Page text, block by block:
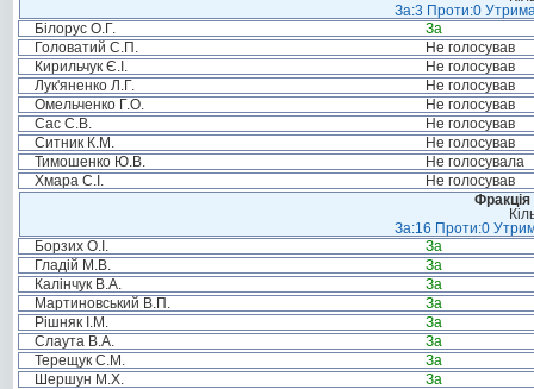
За:3 Проти:0
Білорус О.Г.
За
Головатий С.П.
Не голосував
Кирильчук Є.І.
Не голосував
Лук'яненко Л.Г.
Не голосував
Омельченко Г.О.
Не голосував
Сас С.В.
Не голосував
Ситник К.М.
Не голосував
Тимошенко Ю.В.
Не голосувала
Хмара С.І.
Не голосував
Фракція
За:16 Проти:0
Борзих О.І.
За
Гладій М.В.
За
Калінчук В.А.
За
Мартиновський В.П.
За
Рішняк І.М.
За
Слаута В.А.
За
Терещук С.М.
За
Шершун М.Х.
За